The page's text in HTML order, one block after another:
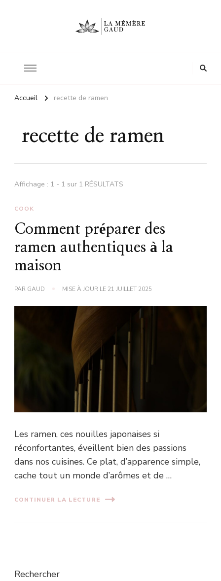
Accueil recette de ramen
recette de ramen
Affichage : 1 - 1 sur 1 RÉSULTATS
COOK
Comment préparer des
ramen authentiques à la
maison
PAR GAUD MISE À JOUR LE 21 JUILLET 2025
Les ramen, ces nouilles japonaises si
réconfortantes, éveillent bien des passions
dans nos cuisines. Ce plat, d’apparence simple,
cache tout un monde d’arômes et de …
CONTINUER LA LECTURE
Rechercher